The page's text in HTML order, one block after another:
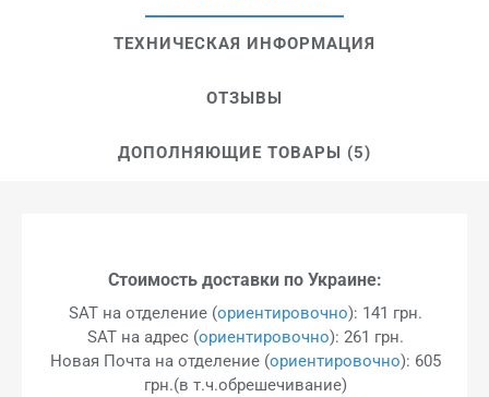
ТЕХНИЧЕСКАЯ ИНФОРМАЦИЯ
ОТЗЫВЫ
ДОПОЛНЯЮЩИЕ ТОВАРЫ (5)
Стоимость доставки по Украине:
SAT на отделение (ориентировочно): 141 грн.
SAT на адрес (ориентировочно): 261 грн.
Новая Почта на отделение (ориентировочно): 605
грн.(в т.ч.обрешечивание)